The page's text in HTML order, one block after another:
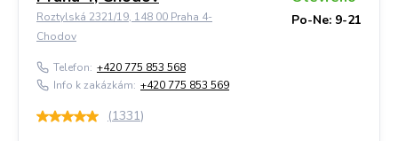
Roztylská 2321/19, 148 00 Praha 4-
Chodov
Po-Ne: 9-21
Telefon: +420 775 853 568
Info k zakázkám: +420 775 853 569
(1331)